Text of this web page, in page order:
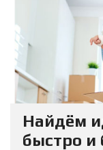
Найдём
быстро и